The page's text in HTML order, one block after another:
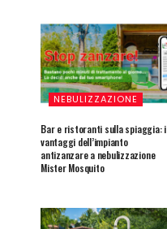
NEBULIZZAZIONE
Bar e ristoranti sulla spiaggia: i
vantaggi dell’impianto
antizanzare a nebulizzazione
Mister Mosquito